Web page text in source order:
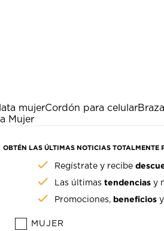
mujerCordón para celular
Mujer
OBTÉN LAS ÚLTIMAS NOTICIAS TOTALMENTE
Regístrate y recibe
Las últimastendencias y
Promociones, beneficios
MUJER